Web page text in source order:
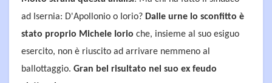
ad Isernia: D'Apollonio o Iorio? Dalle urne lo sconfitto è
stato proprio Michele Iorio che, insieme al suo esiguo
esercito, non è riuscito ad arrivare nemmeno al
ballottaggio. Gran bel risultato nel suo ex feudo